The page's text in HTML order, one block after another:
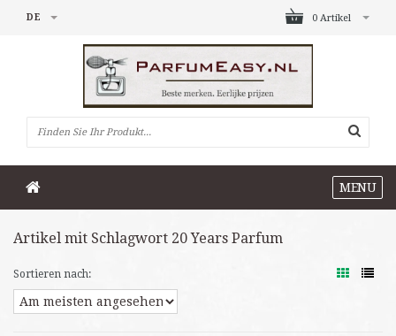
0 Artikel
DE
MENU
Artikel mit Schlagwort 20 Years Parfum
Sortieren nach: